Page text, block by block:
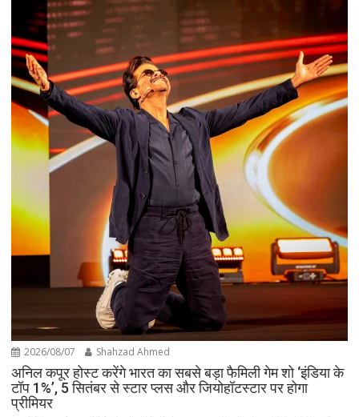
2026/08/07 Shahzad Ahmed
अनिल कपूर होस्ट करेंगे भारत का सबसे बड़ा फैमिली गेम शो ‘इंडिया के
टॉप 1%’, 5 सितंबर से स्टार प्लस और जियोहॉटस्टार पर होगा
प्रीमियर